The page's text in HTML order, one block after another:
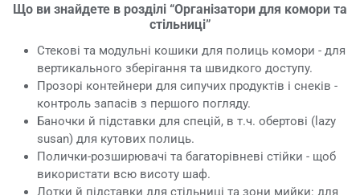
Що ви знайдете в розділі “Організатори для комори та
стільниці”
Стекові та модульні кошики для полиць комори - для
вертикального зберігання та швидкого доступу.
Прозорі контейнери для сипучих продуктів і снеків -
контроль запасів з першого погляду.
Баночки й підставки для спецій, в т.ч. обертові (lazy
susan) для кутових полиць.
Полички-розширювачі та багаторівневі стійки - щоб
використати всю висоту шаф.
Лотки й підставки для стільниці та зони мийки: для